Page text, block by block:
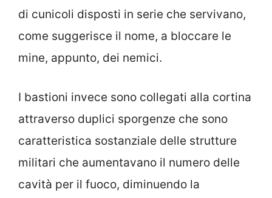
di cunicoli disposti in serie che servivano,
come suggerisce il nome, a bloccare le
mine, appunto, dei nemici.
I bastioni invece sono collegati alla cortina
attraverso duplici sporgenze che sono
caratteristica sostanziale delle strutture
militari che aumentavano il numero delle
cavità per il fuoco, diminuendo la